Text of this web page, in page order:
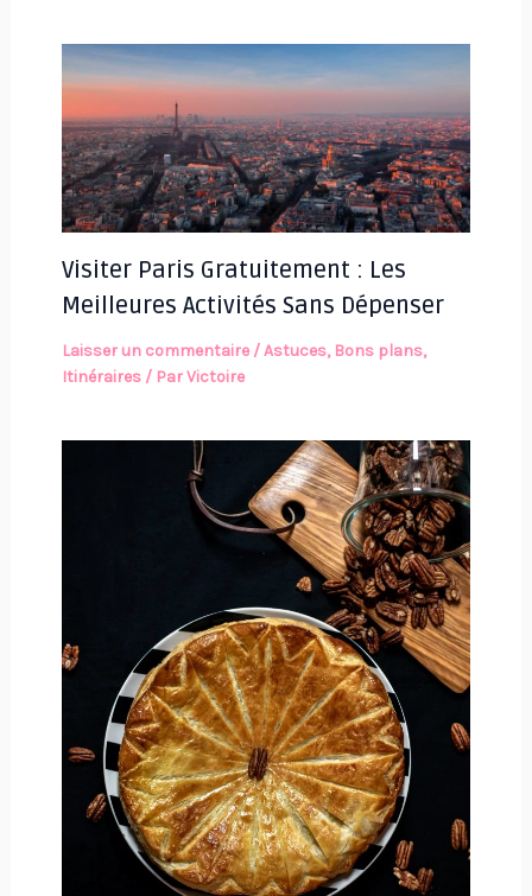
Visiter Paris Gratuitement : Les
Meilleures Activités Sans Dépenser
Laisser un commentaire /Astuces, Bons plans,
Itinéraires/ ParVictoire